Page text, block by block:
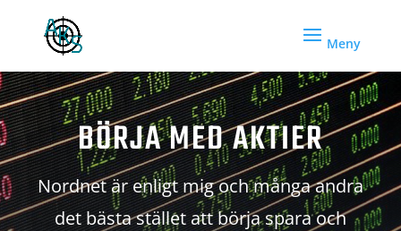
BÖRJA MED AKTIER
Nordnet är enligt mig och många andra
det bästa stället att börja spara och